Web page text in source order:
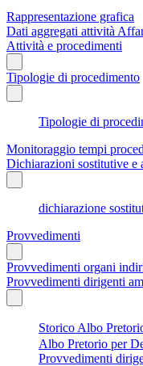
Rappresentazione grafica
Dati aggregati attività
Attività e procedimenti
Tipologie di procedimento
Tipologie di
Monitoraggio tempi
Dichiarazioni sostitutive e
dichiarazione
Provvedimenti
Provvedimenti organi
Provvedimenti dirigenti
Storico Albo
Albo Pretorio per
Provvedimenti